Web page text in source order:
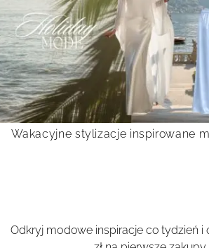
Wakacyjne stylizacje inspirowane
Odkryj modowe inspiracje co tydzień i